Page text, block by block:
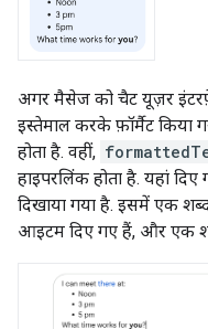
अगर मैसेज को चैट यूज़र
इस्तेमाल करके फ़ॉर्मैट किया
होता है. वहीं,
हाइपरलिंक होता है. यहां
दिखाया गया है. इसमें एक
आइटम दिए गए हैं, और एक